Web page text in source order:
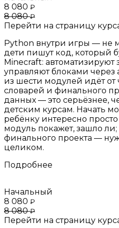
8 080 ₽
8 080₽
Перейти на страницу
Python внутри игры — не
дети пишут код, который
Minecraft: автоматизируют
управляют блоками
из шести модулей идёт
словарей и финального
данных — это серьёзнее,
детским курсам. Начать
ребёнку интересно
модуль покажет, зашло
финального проекта —
целиком.
Подробнее
Начальный
8 080 ₽
8 080₽
Перейти на страницу